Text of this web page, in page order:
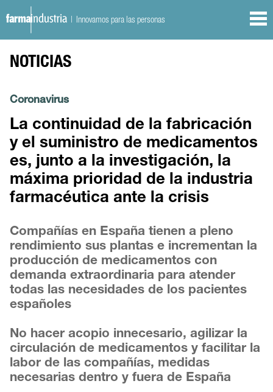
| Innovamos para las personas
NOTICIAS
Coronavirus
La continuidad de la fabricación
y el suministro de medicamentos
es, junto a la investigación, la
máxima prioridad de la industria
farmacéutica ante la crisis
Compañías en España tienen a pleno
rendimiento sus plantas e incrementan la
producción de medicamentos con
demanda extraordinaria para atender
todas las necesidades de los pacientes
españoles
No hacer acopio innecesario, agilizar la
circulación de medicamentos y facilitar la
labor de las compañías, medidas
necesarias dentro y fuera de España